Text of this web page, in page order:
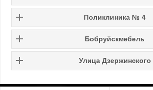
Поликлиника № 4
Бобруйскмебель
Улица Дзержинского